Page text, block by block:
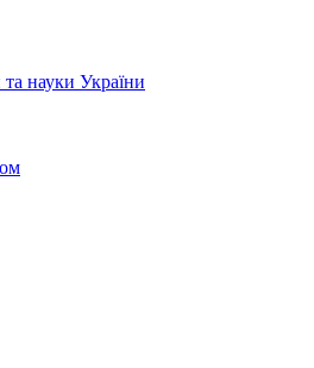
та науки України